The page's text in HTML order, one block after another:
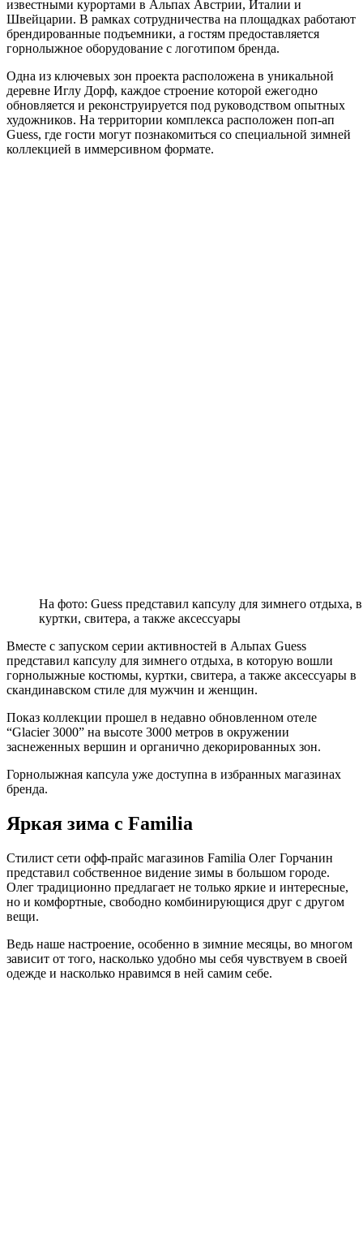
известными курортами в Альпах Австрии, Италии и
Швейцарии. В рамках сотрудничества на площадках работают
брендированные подъемники, а гостям предоставляется
горнолыжное оборудование с логотипом бренда.
Одна из ключевых зон проекта расположена в уникальной
деревне Иглу Дорф, каждое строение которой ежегодно
обновляется и реконструируется под руководством опытных
художников. На территории комплекса расположен поп-ап
Guess, где гости могут познакомиться со специальной зимней
коллекцией в иммерсивном формате.
На фото: Guess представил капсулу для зимнего
куртки, свитера, а также аксессуары
Вместе с запуском серии активностей в Альпах Guess
представил капсулу для зимнего отдыха, в которую вошли
горнолыжные костюмы, куртки, свитера, а также аксессуары в
скандинавском стиле для мужчин и женщин.
Показ коллекции прошел в недавно обновленном отеле
“Glacier 3000” на высоте 3000 метров в окружении
заснеженных вершин и органично декорированных зон.
Горнолыжная капсула уже доступна в избранных магазинах
бренда.
Яркая зима с Familia
Стилист сети офф-прайс магазинов Familia Олег Горчанин
представил собственное видение зимы в большом городе.
Олег традиционно предлагает не только яркие и интересные,
но и комфортные, свободно комбинирующися друг с другом
вещи.
Ведь наше настроение, особенно в зимние месяцы, во многом
зависит от того, насколько удобно мы себя чувствуем в своей
одежде и насколько нравимся в ней самим себе.